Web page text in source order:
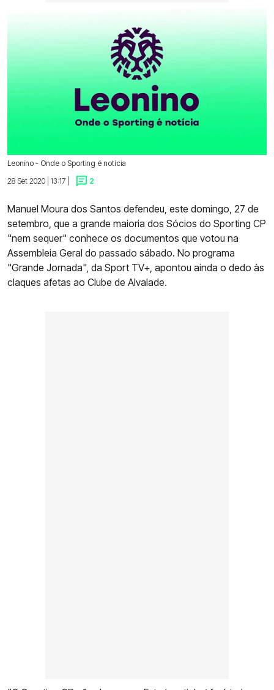
Leonino - Onde o Sporting é notícia
28 Set 2020 | 13:17 |
2
Manuel Moura dos Santos defendeu, este domingo, 27 de
setembro, que a grande maioria dos Sócios do Sporting CP
"nem sequer" conhece os documentos que votou na
Assembleia Geral do passado sábado. No programa
"Grande Jornada", da Sport TV+, apontou ainda o dedo às
claques afetas ao Clube de Alvalade.